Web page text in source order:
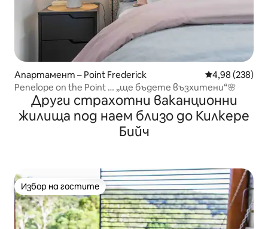
Апартамент – Point Frederick Средна
4,98 (238)
Penelope on the Point … „ще бъдете възхитени“🌸
Други страхотни ваканционни
жилища под наем близо до Килкере
Бийч
Избор на гостите
Избор на гостите